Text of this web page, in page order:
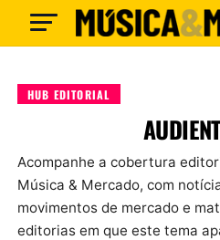
HUB EDITORIAL
Acompanhe a cobertura
Música & Mercado, com
movimentos de mercado e
editorias em que este tema